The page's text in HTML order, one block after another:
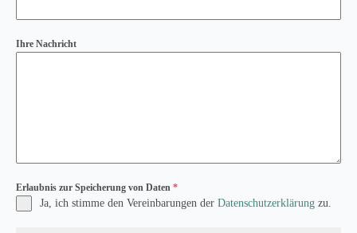
Ihre Nachricht
Erlaubnis zur Speicherung von Daten *
Ja, ich stimme den Vereinbarungen der Datenschutzerklärung zu.